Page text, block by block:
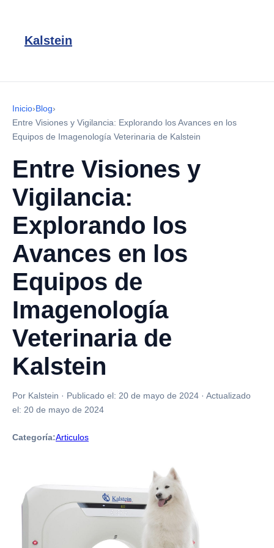
Kalstein
Inicio›Blog›
Entre Visiones y Vigilancia: Explorando los Avances en los
Equipos de Imagenología Veterinaria de Kalstein
Entre Visiones y
Vigilancia:
Explorando los
Avances en los
Equipos de
Imagenología
Veterinaria de
Kalstein
Por Kalstein · Publicado el: 20 de mayo de 2024 · Actualizado
el: 20 de mayo de 2024
Categoría:Articulos